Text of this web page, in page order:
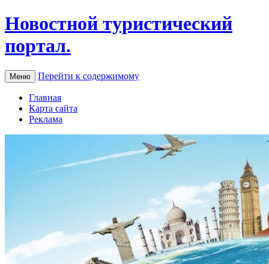
Новостной туристический
портал.
Меню Перейти к содержимому
Главная
Карта сайта
Реклама